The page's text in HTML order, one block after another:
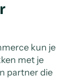
kun je
met je
partner die